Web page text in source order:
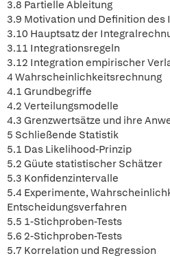
3.8 Partielle Ableitung
3.9 Motivation und Definition des
3.10 Hauptsatz der
3.11 Integrationsregeln
3.12 Integration empirischer
4 Wahrscheinlichkeitsrechnung
4.1 Grundbegriffe
4.2 Verteilungsmodelle
4.3 Grenzwertsätze und ihre
5 Schließende Statistik
5.1 Das Likelihood-Prinzip
5.2 Güute statistischer Schätzer
5.3 Konfidenzintervalle
5.4 Experimente,
Entscheidungsverfahren
5.5 1-Stichproben-Tests
5.6 2-Stichproben-Tests
5.7 Korrelation und Regression